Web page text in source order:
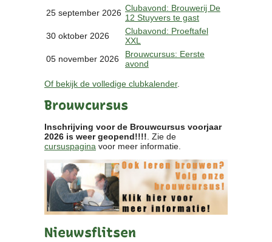
25 september 2026 Clubavond: Brouwerij De
12 Stuyvers te gast
30 oktober 2026
Clubavond: Proeftafel
XXL
05 november 2026
Brouwcursus: Eerste
avond
Of bekijk de volledige clubkalender.
Brouwcursus
Inschrijving voor de Brouwcursus voorjaar
2026 is weer geopend!!!!. Zie de
cursuspagina voor meer informatie.
Nieuwsflitsen
Privacyverklaring
Wedstrijduitslagen
Bijzondere Leden
- Professioneel
- Biersommeliers
Recepten
Recepten
Zoeken
Bericht